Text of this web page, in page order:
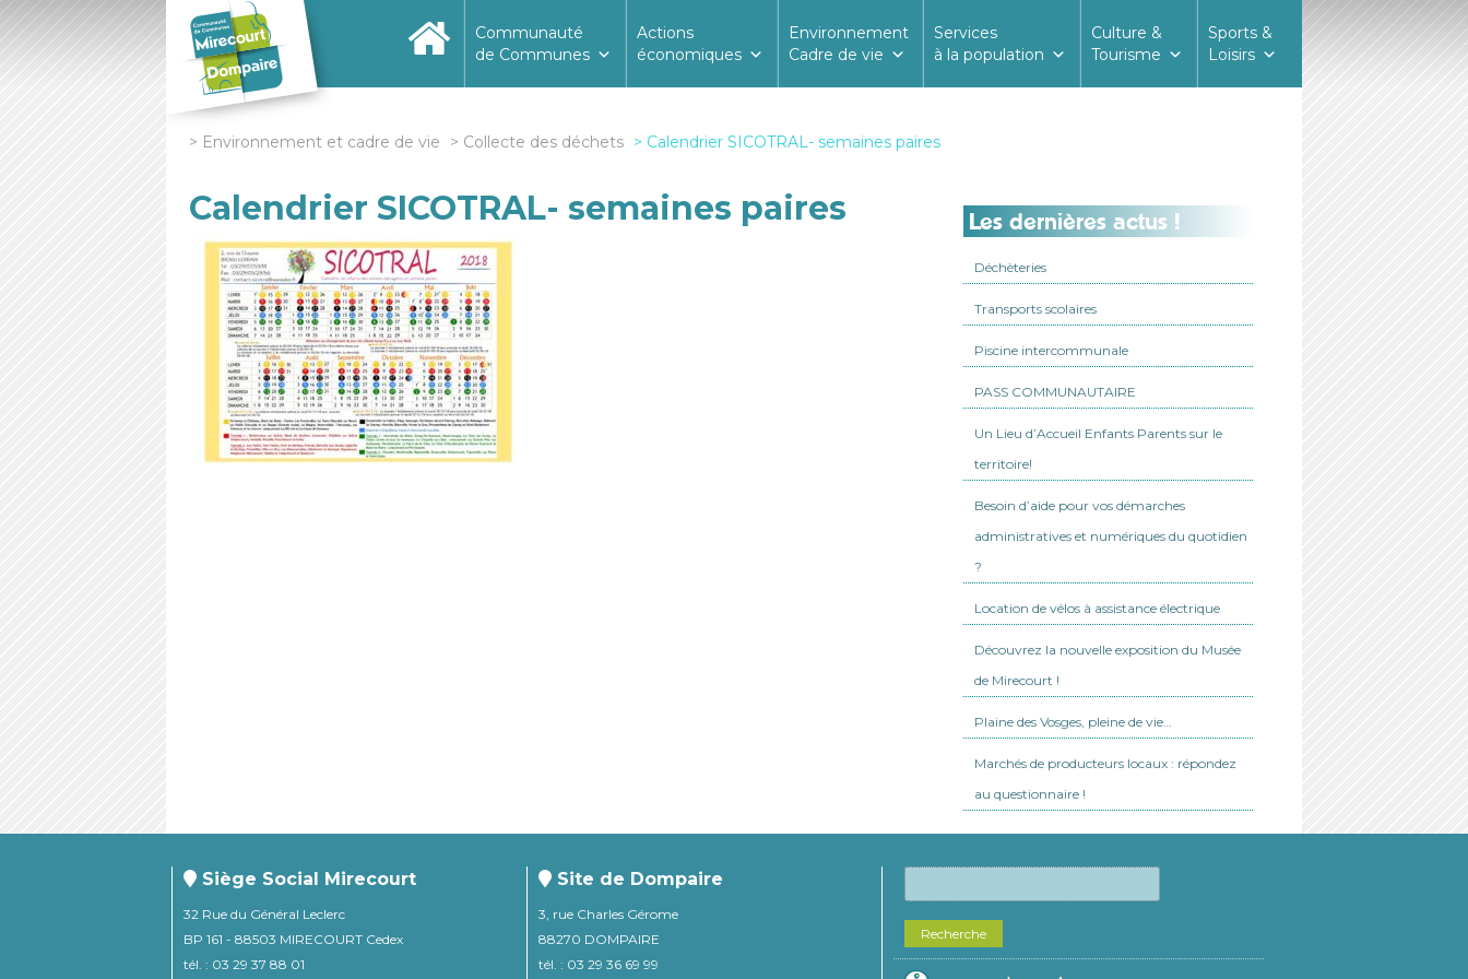
Communauté
de Communes
Actions
économiques
Environnement
Cadre de vie
Services
à la population
Culture &
Tourisme
Sports &
Loisirs
Environnement et cadre de vie Collecte des déchets Calendrier SICOTRAL- semaines paires
Calendrier SICOTRAL- semaines paires Les dernières actus !
Déchèteries
Transports scolaires
Piscine intercommunale
PASS COMMUNAUTAIRE
Un Lieu d’Accueil Enfants Parents sur le
territoire!
Besoin d’aide pour vos démarches
administratives et numériques du quotidien
?
Location de vélos à assistance électrique
Découvrez la nouvelle exposition du Musée
de Mirecourt !
Plaine des Vosges, pleine de vie…
Marchés de producteurs locaux : répondez
au questionnaire !
Siège Social Mirecourt
32 Rue du Général Leclerc
BP 161 - 88503 MIRECOURT Cedex
tél. : 03 29 37 88 01
Site de Dompaire
3, rue Charles Gérome
88270 DOMPAIRE
tél. : 03 29 36 69 99
Recherche